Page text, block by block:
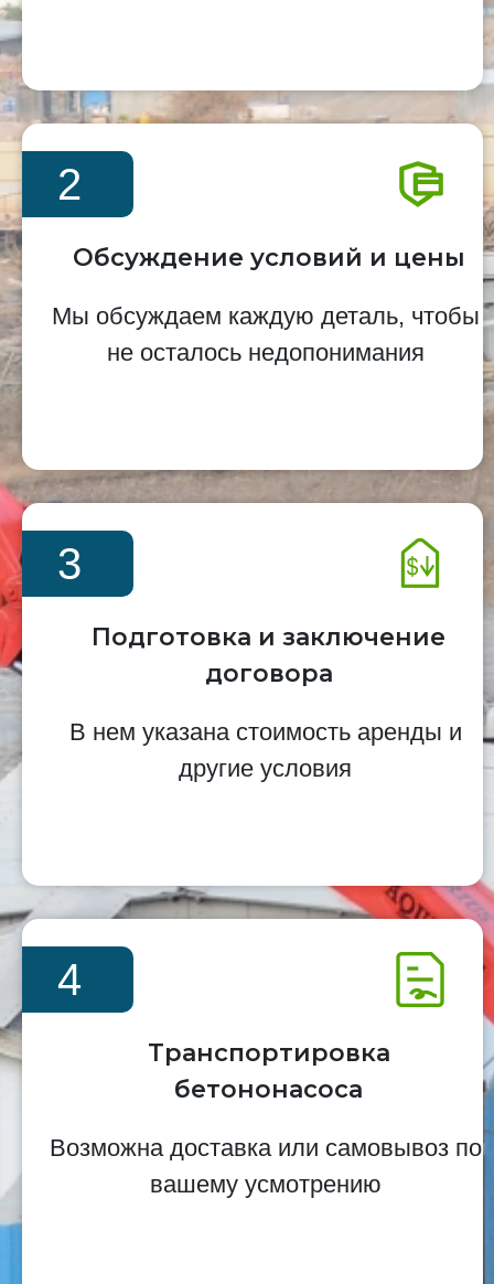
2
Обсуждение условий и цены
Мы обсуждаем каждую деталь, чтобы
не осталось недопонимания
3
Подготовка и заключение
договора
В нем указана стоимость аренды и
другие условия
4
Транспортировка
бетононасоса
Возможна доставка или самовывоз по
вашему усмотрению